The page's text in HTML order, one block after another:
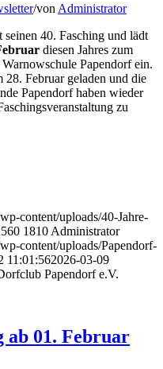
/von Administrator
seinen 40. Fasching und lädt
diesen Jahres zum
Papendorf ein.
Februar geladen und die
Papendorf haben wieder
zu
content/uploads/40-Jahre-
1810 Administrator
content/uploads/Papendorf-
11:01:562026-03-09
Papendorf e.V.
ab 01. Februar